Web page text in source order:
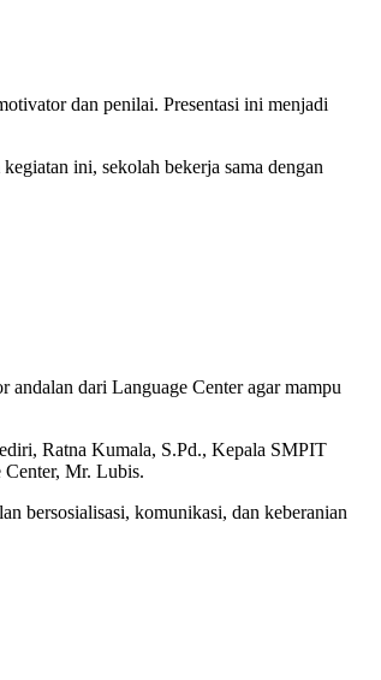
dan penilai. Presentasi ini menjadi
ini, sekolah bekerja sama dengan
andalan dari Language Center agar mampu
Ratna Kumala, S.Pd., Kepala SMPIT
Mr. Lubis.
bersosialisasi, komunikasi, dan keberanian